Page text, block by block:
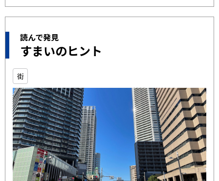
読んで発見
すまいのヒント
街